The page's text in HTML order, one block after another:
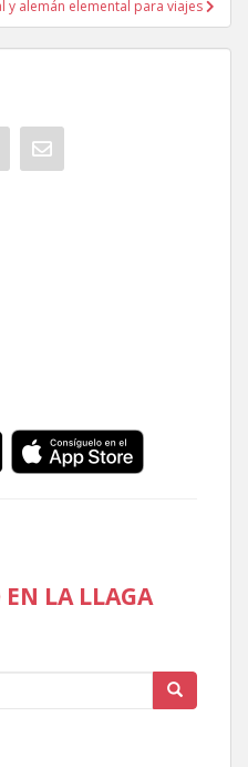
alemán elemental para viajes
EN LA LLAGA